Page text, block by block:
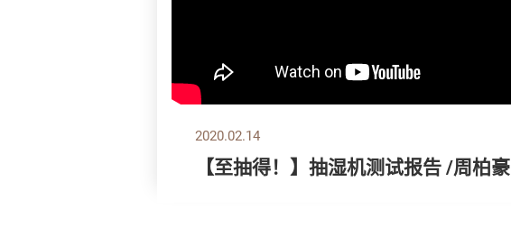
2020.02.14
【至抽得！】抽湿机测试报告 /周柏豪